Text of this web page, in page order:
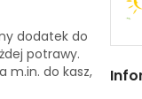
dodatek do
potrawy.
m.in. do kasz,